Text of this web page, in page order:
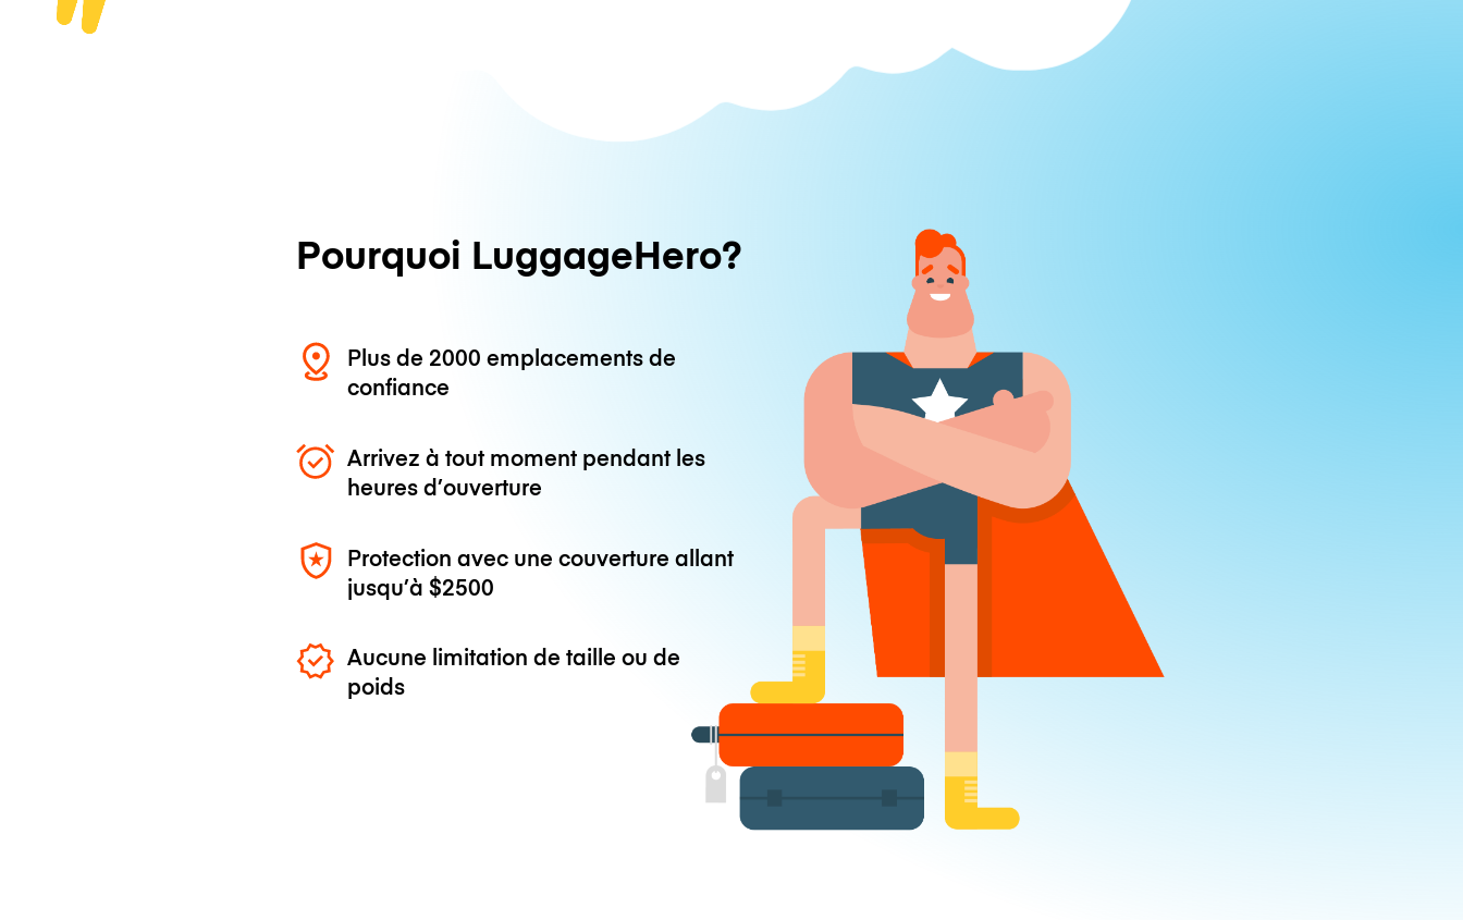
Pourquoi LuggageHero?
Plus de 2000 emplacements de
confiance
Arrivez à tout moment pendant les
heures d’ouverture
Protection avec une couverture allant
jusqu’à$2500
Aucune limitation de taille ou de
poids